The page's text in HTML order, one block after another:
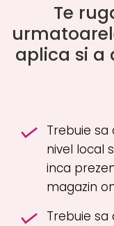
Te
aplica si a
Trebuie
nivel local
inca
magazin
Trebuie sa